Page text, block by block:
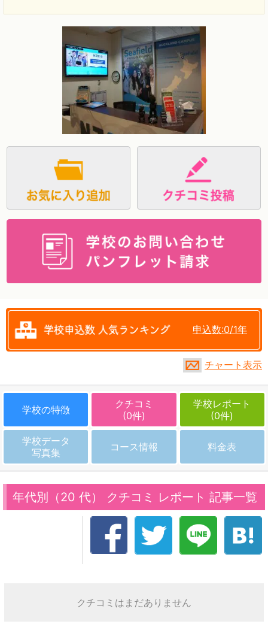
申込数:0/1年
チャート表示
学校の特徴
クチコミ
(0件)
学校レポート
(0件)
学校データ
写真集
コース情報 料金表
年代別（20 代） クチコミ レポート 記事一覧
クチコミはまだありません